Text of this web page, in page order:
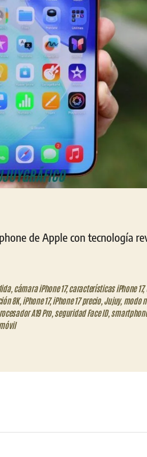
de Apple con tecnología
, cámara iPhone 17,características iPhone 17,
8K, iPhone 17,iPhone 17 precio, Jujuy, modo
A19 Pro, seguridad Face ID,